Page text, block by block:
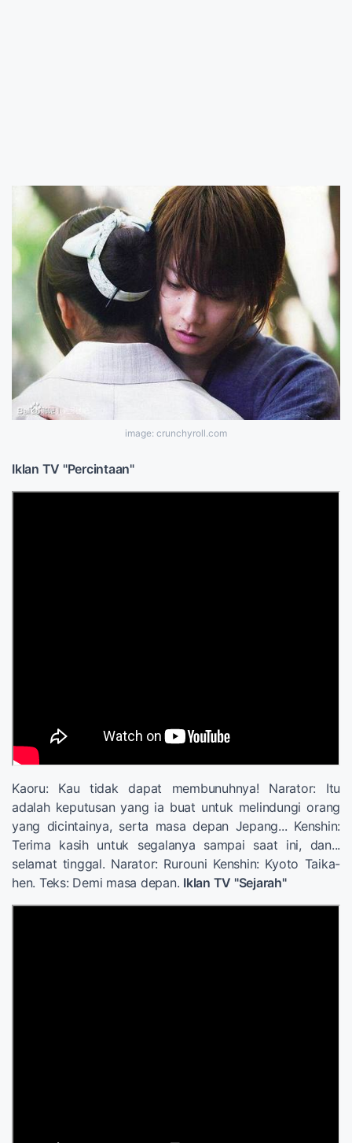
image: crunchyroll.com
Iklan TV "Percintaan"
Kaoru: Kau tidak dapat membunuhnya! Narator: Itu
adalah keputusan yang ia buat untuk melindungi orang
yang dicintainya, serta masa depan Jepang... Kenshin:
Terima kasih untuk segalanya sampai saat ini, dan...
selamat tinggal. Narator: Rurouni Kenshin: Kyoto Taika-
hen. Teks: Demi masa depan. Iklan TV "Sejarah"